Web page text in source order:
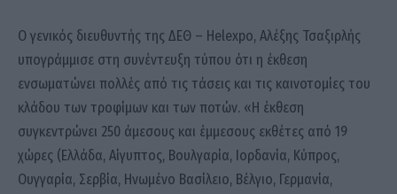
Ο γενικός διευθυντής της ΔΕΘ – Helexpo, Αλέξης Τσαξιρλής
υπογράμμισε στη συνέντευξη τύπου ότι η έκθεση
ενσωματώνει πολλές από τις τάσεις και τις καινοτομίες του
κλάδου των τροφίμων και των ποτών. «Η έκθεση
συγκεντρώνει 250 άμεσους και έμμεσους εκθέτες από 19
χώρες (Ελλάδα, Αίγυπτος, Βουλγαρία, Ιορδανία, Κύπρος,
Ουγγαρία, Σερβία, Ηνωμένο Βασίλειο, Βέλγιο, Γερμανία,